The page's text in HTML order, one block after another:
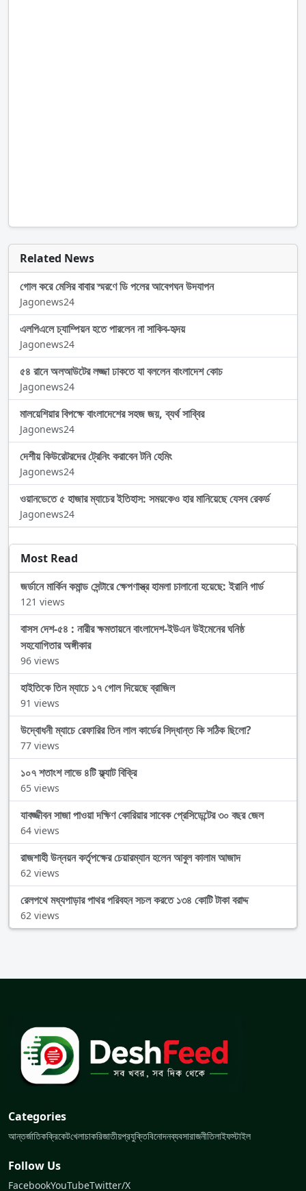
Related News
গোল করে মেসির বাবার স্মরণে ডি পলের আবেগঘন উদযাপন
Jagonews24
এলপিএলে চ্যাম্পিয়ন হতে পারলেন না সাকিব-হৃদয়
Jagonews24
৫৪ রানে অলআউটের লজ্জা ঢাকতে যা বললেন বাংলাদেশ কোচ
Jagonews24
মালয়েশিয়ার বিপক্ষে বাংলাদেশের সহজ জয়, ব্যর্থ সাব্বির
Jagonews24
দেশীয় কিউরেটরদের ট্রেনিং করাবেন টনি হেমিং
Jagonews24
ওয়ানডেতে ৫ হাজার ম্যাচের ইতিহাস: সময়কেও হার মানিয়েছে যেসব রেকর্ড
Jagonews24
Most Read
জর্ডানে মার্কিন কমান্ড সেন্টারে ক্ষেপণাস্ত্র হামলা চালানো হয়েছে: ইরানি গার্ড
121 views
বাসস দেশ-৫৪ : নারীর ক্ষমতায়নে বাংলাদেশ-ইউএন উইমেনের ঘনিষ্ঠ
সহযোগিতার অঙ্গীকার
96 views
হাইতিকে তিন ম্যাচে ১৭ গোল দিয়েছে ব্রাজিল
91 views
উদ্বোধনী ম্যাচে রেফারির তিন লাল কার্ডের সিদ্ধান্ত কি সঠিক ছিলো?
77 views
১০৭ শতাংশ লাভে ৪টি ফ্ল্যাট বিক্রি
65 views
যাবজ্জীবন সাজা পাওয়া দক্ষিণ কোরিয়ার সাবেক প্রেসিডেন্টের ৩০ বছর জেল
64 views
রাজশাহী উন্নয়ন কর্তৃপক্ষের চেয়ারম্যান হলেন আবুল কালাম আজাদ
62 views
রেলপথে মধ্যপাড়ার পাথর পরিবহন সচল করতে ১৩৪ কোটি টাকা বরাদ্দ
62 views
Categories
আন্তর্জাতিকক্রিকেটখেলাচাকরিজাতীয়প্রযুক্তিবিনোদনব্যবসারাজনীতিলাইফস্টাইল
Follow Us
FacebookYouTubeTwitter/X